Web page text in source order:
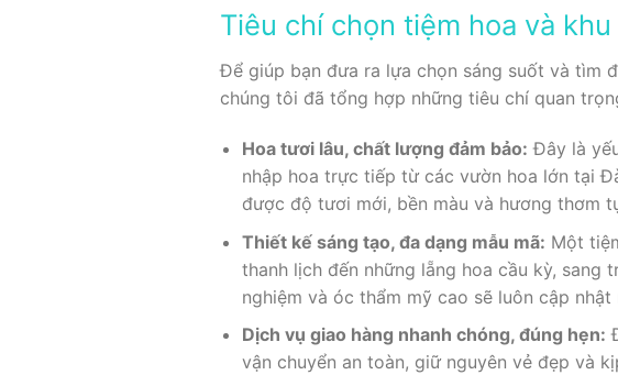
Tiêu chí chọn tiệm hoa và
Để giúp bạn đưa ra lựa chọn sáng suốt và tìm
chúng tôi đã tổng hợp những tiêu chí quan
Hoa tươi lâu, chất lượng đảm bảo: Đây là
nhập hoa trực tiếp từ các vườn hoa lớn tại
được độ tươi mới, bền màu và hương thơm
Thiết kế sáng tạo, đa dạng mẫu mã: Một
thanh lịch đến những lẵng hoa cầu kỳ,
nghiệm và óc thẩm mỹ cao sẽ luôn cập
Dịch vụ giao hàng nhanh chóng, đúng hẹn:
vận chuyển an toàn, giữ nguyên vẻ đẹp và